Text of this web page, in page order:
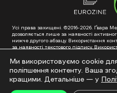
Усі права захищені. ©2016-2026. Ґвара
дозволяється лише за наявності
нижче другого абзацу. Використання
за наявності текстового підпису.
схвалення від редакції.
Суб’єкт у сфері онлайн-медіа;
адреса: ГО «Ґвара Медіа», 61057, Харків,
№7400
Ми використовуємо cookie для
поліпшення контенту. Ваша
кращими. Детальніше — у